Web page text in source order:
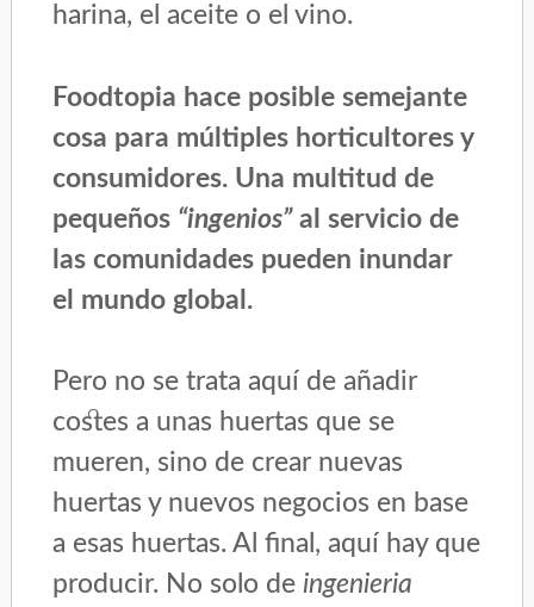
harina, el aceite o el vino.
Foodtopia hace posible semejante
cosa para múltiples horticultores y
consumidores. Una multitud de
pequeños “ingenios”al servicio de
las comunidades pueden inundar
el mundo global.
Pero no se trata aquí de añadir
costes a unas huertas que se
mueren, sino de crear nuevas
huertas y nuevos negocios en base
a esas huertas. Al final, aquí hay que
producir. No solo de ingenieria